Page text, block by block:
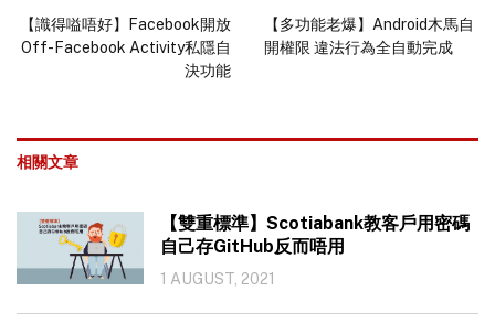
【識得嗌唔好】Facebook開放
Off-Facebook Activity私隱自
決功能
【多功能老爆】Android木馬自
開權限 違法行為全自動完成
相關文章
【雙重標準】Scotiabank教客戶用密碼
自己存GitHub反而唔用
1 AUGUST, 2021